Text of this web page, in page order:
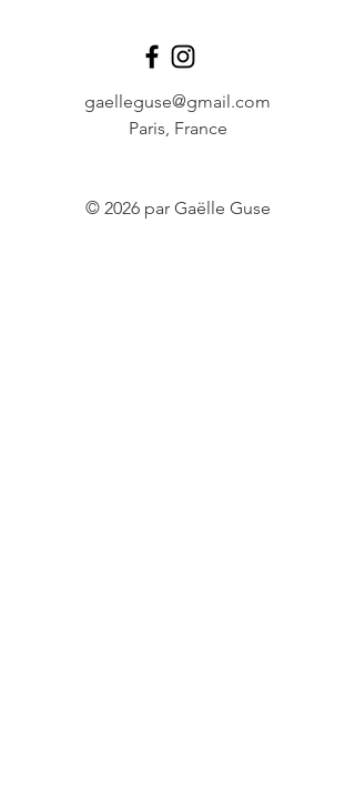
gaelleguse@gmail.com
Paris, France
© 2026 par Gaëlle Guse